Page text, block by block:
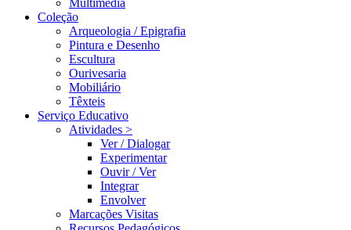
Multimédia
Coleção
Arqueologia / Epigrafia
Pintura e Desenho
Escultura
Ourivesaria
Mobiliário
Têxteis
Serviço Educativo
Atividades >
Ver / Dialogar
Experimentar
Ouvir / Ver
Integrar
Envolver
Marcações Visitas